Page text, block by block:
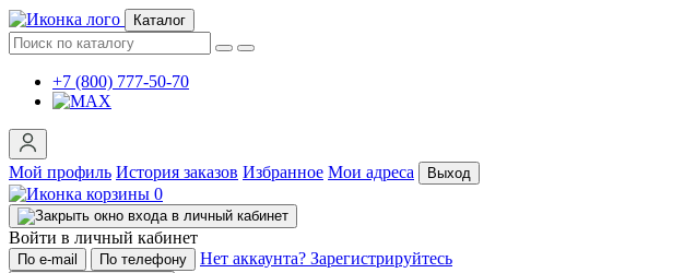
Каталог
+7 (800) 777-50-70
Мой профиль История заказов Избранное Мои адреса Выход
0
Войти в личный кабинет
По e-mail По телефону Нет аккаунта? Зарегистрируйтесь